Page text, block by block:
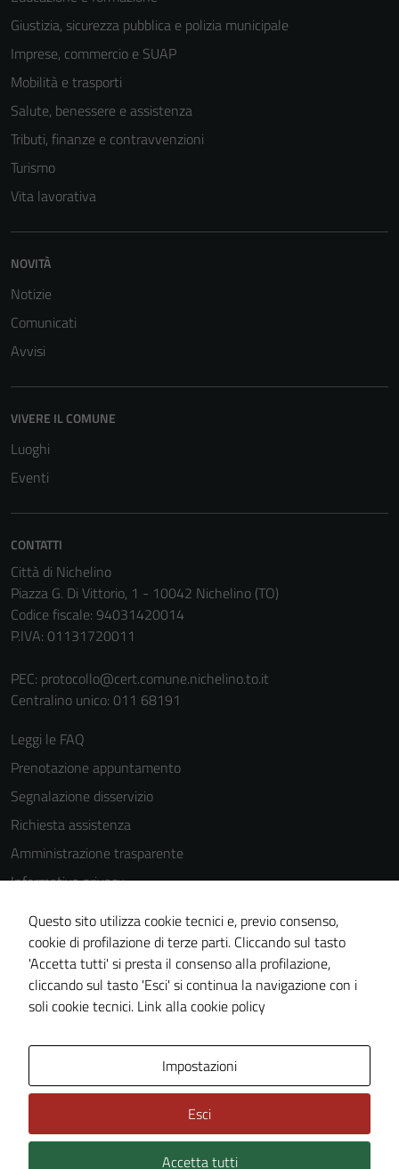
Giustizia, sicurezza pubblica e polizia municipale
Imprese, commercio e SUAP
Mobilità e trasporti
Salute, benessere e assistenza
Tributi, finanze e contravvenzioni
Turismo
Vita lavorativa
NOVITÀ
Notizie
Comunicati
Avvisi
VIVERE IL COMUNE
Luoghi
Eventi
CONTATTI
Città di Nichelino
Piazza G. Di Vittorio, 1 - 10042 Nichelino (TO)
Codice fiscale: 94031420014
P.IVA: 01131720011
PEC: protocollo@cert.comune.nichelino.to.it
Centralino unico: 011 68191
Leggi le FAQ
Prenotazione appuntamento
Segnalazione disservizio
Richiesta assistenza
Amministrazione trasparente
Informativa privacy
Cookie Policy
Note legali
Dichiarazione di accessibilità
Piano di miglioramento del sito
Technical Design s.r.l.
Questo sito utilizza cookie tecnici e, previo consenso,
cookie di profilazione di terze parti. Cliccando sul tasto
'Accetta tutti' si presta il consenso alla profilazione,
cliccando sul tasto 'Esci' si continua la navigazione con i
soli cookie tecnici. Link alla cookie policy
Impostazioni
Esci
Accetta tutti
Tecnici
per il